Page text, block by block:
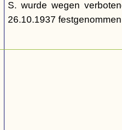
S. wurde wegen
26.10.1937